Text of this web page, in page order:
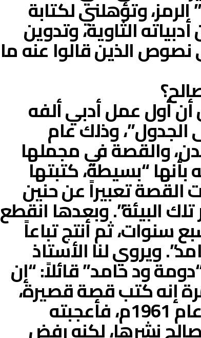
وتؤهلني لكتابة
الثاوية، وتدوين
الذين قالوا عنه ما
أن أول عمل أدبي ألفه
وذلك عام
والقصة في مجملها
“بسيطة، كتبتها
تعبيراً عن حنين
البيئة”. وبعدها انقطع
سنوات، ثم أنتج تباعاً
ويروي لنا الأستاذ
ود حامد” قائلاً: “إن
إنه كتب قصة قصيرة،
ويريد رأيه فيها. كان ذلك عام 1961م، فأعجبته
نشرها، لكنه رفض